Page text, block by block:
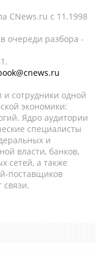
CNews.ru c 11.1998
очереди разбора -
и сотрудники одной
экономики:
Ядро аудитории
специалисты
и
власти, банков,
сетей, а также
поставщиков
связи.